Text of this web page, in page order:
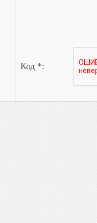
Код *: